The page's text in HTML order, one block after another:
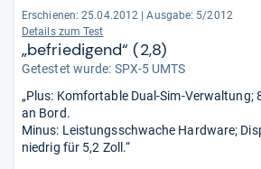
Erschienen: 25.04.2012
Ausgabe: 5/2012
Details zum Test
„befriedigend“ (2,8)
Getestet wurde: SPX-5 UMTS
„Plus: Komfortable Dual-Sim-Verwaltung;
an Bord.
Minus: Leistungsschwache Hardware;
niedrig für 5,2 Zoll.“